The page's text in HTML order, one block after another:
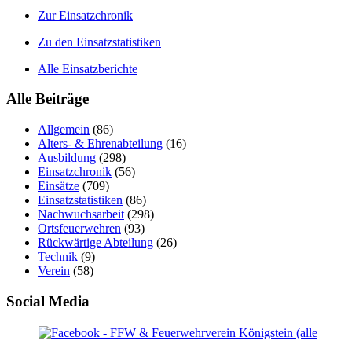
Zur Einsatzchronik
Zu den Einsatzstatistiken
Alle Einsatzberichte
Alle Beiträge
Allgemein (86)
Alters- & Ehrenabteilung (16)
Ausbildung (298)
Einsatzchronik (56)
Einsätze (709)
Einsatzstatistiken (86)
Nachwuchsarbeit (298)
Ortsfeuerwehren (93)
Rückwärtige Abteilung (26)
Technik (9)
Verein (58)
Social Media